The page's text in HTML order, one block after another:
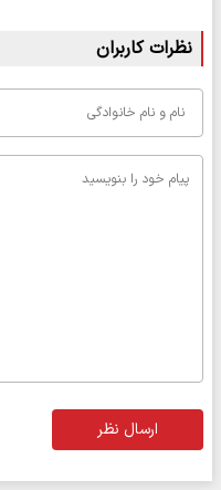
نظرات کاربران
ارسال نظر